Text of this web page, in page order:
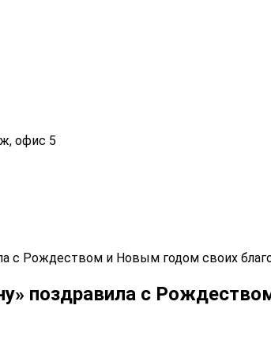
офис 5
Рождеством и Новым годом своих
поздравила с